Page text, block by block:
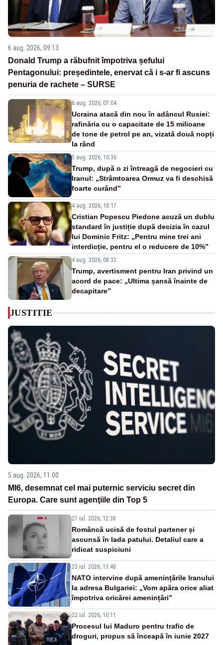
6 aug. 2026, 09:13
Donald Trump a răbufnit împotriva șefului
Pentagonului: președintele, enervat că i s-ar fi ascuns
penuria de rachete – SURSE
6 aug. 2026, 07:04
Ucraina atacă din nou în adâncul Rusiei:
rafinăria cu o capacitate de 15 milioane
de tone de petrol pe an, vizată două nopți
la rând
5 aug. 2026, 10:36
Trump, după o zi întreagă de negocieri cu
Iranul: „Strâmtoarea Ormuz va fi deschisă
foarte curând”
4 aug. 2026, 18:17
Cristian Popescu Piedone acuză un dublu
standard în justiție după decizia în cazul
lui Dominic Fritz: „Pentru mine trei ani
interdicție, pentru el o reducere de 10%”
4 aug. 2026, 08:32
Trump, avertisment pentru Iran privind un
acord de pace: „Ultima șansă înainte de
decapitare”
JUSTITIE
5 aug. 2026, 11:00
MI6, desemnat cel mai puternic serviciu secret din
Europa. Care sunt agenţiile din Top 5
27 iul. 2026, 12:38
Româncă ucisă de fostul partener și
ascunsă în lada patului. Detaliul care a
ridicat suspiciuni
23 iul. 2026, 13:48
NATO intervine după amenințările Iranului
la adresa Bulgariei: „Vom apăra orice aliat
împotriva oricărei amenințări”
22 iul. 2026, 10:11
Procesul lui Maduro pentru trafic de
droguri, propus să înceapă în iunie 2027